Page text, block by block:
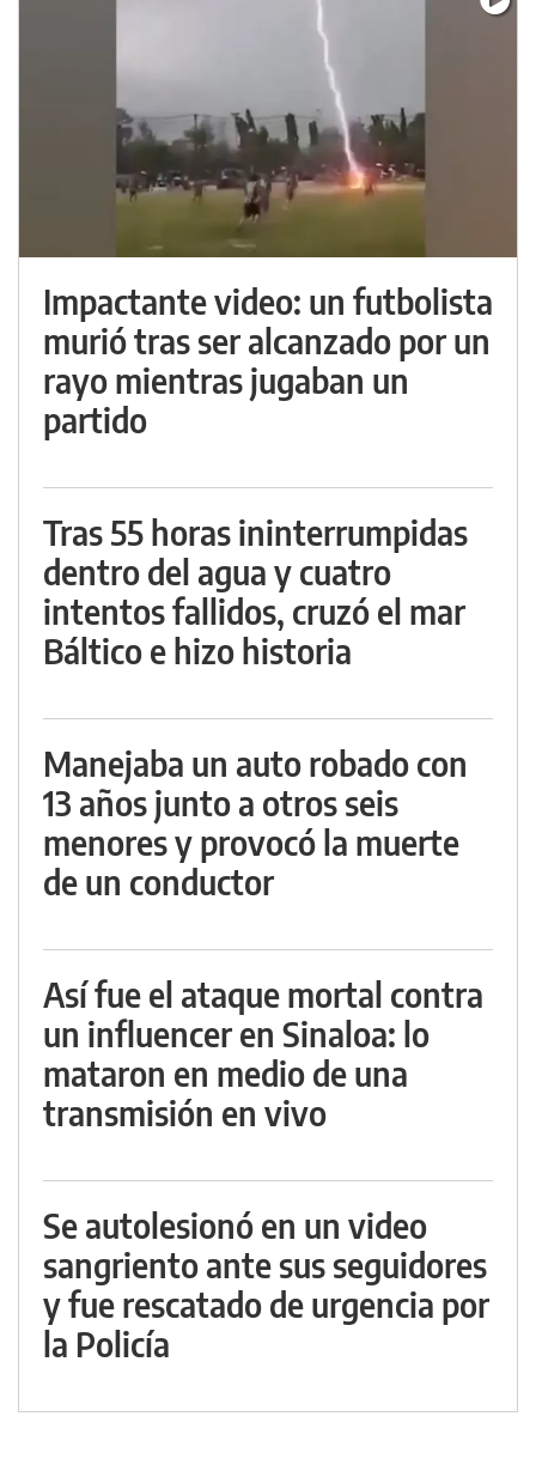
Impactante video: un futbolista
murió tras ser alcanzado por un
rayo mientras jugaban un
partido
Tras 55 horas ininterrumpidas
dentro del agua y cuatro
intentos fallidos, cruzó el mar
Báltico e hizo historia
Manejaba un auto robado con
13 años junto a otros seis
menores y provocó la muerte
de un conductor
Así fue el ataque mortal contra
un influencer en Sinaloa: lo
mataron en medio de una
transmisión en vivo
Se autolesionó en un video
sangriento ante sus seguidores
y fue rescatado de urgencia por
la Policía